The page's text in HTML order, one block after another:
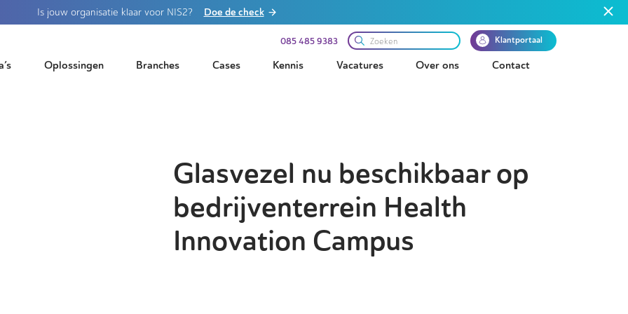
Is jouw organisatie klaar voor NIS2? Doe de check
085 485 9383 Klantportaal
Oplossingen Branches Cases Kennis Vacatures Over ons Contact
Glasvezel nu beschikbaar op
bedrijventerrein Health
Innovation Campus